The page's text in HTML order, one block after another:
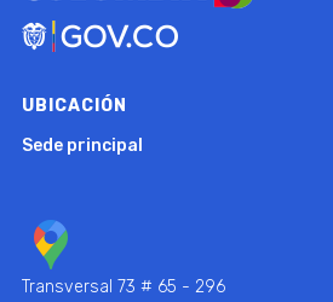
UBICACIÓN
Sede principal
Transversal 73 # 65 - 296